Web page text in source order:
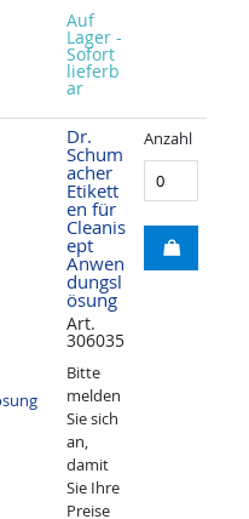
Auf
Lager -
Sofort
lieferb
ar
Dr.
Schum
acher
Etikett
en für
Cleanis
ept
Anwen
dungsl
ösung
Art.
306035
Bitte
melden
Sie sich
an,
damit
Sie Ihre
Preise
Anzahl